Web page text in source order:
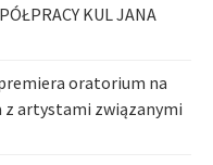
KUL JANA
oratorium na
z artystami związanymi